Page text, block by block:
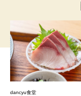
dancyu食堂